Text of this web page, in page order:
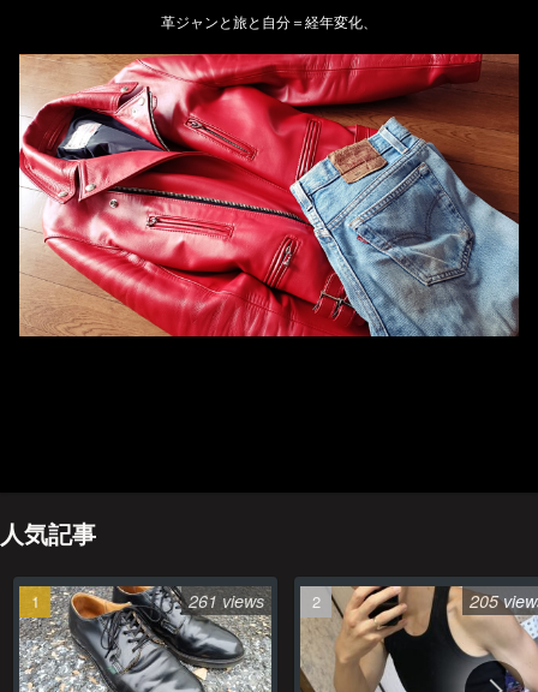
革ジャンと旅と自分＝経年変化、
人気記事
261 views 205